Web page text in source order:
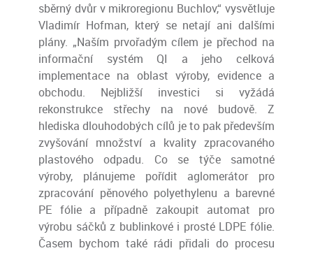
sběrný dvůr v mikroregionu Buchlov,“ vysvětluje
Vladimír Hofman, který se netají ani dalšími
plány. „Naším prvořadým cílem je přechod na
informační systém QI a jeho celková
implementace na oblast výroby, evidence a
obchodu. Nejbližší investici si vyžádá
rekonstrukce střechy na nové budově. Z
hlediska dlouhodobých cílů je to pak především
zvyšování množství a kvality zpracovaného
plastového odpadu. Co se týče samotné
výroby, plánujeme pořídit aglomerátor pro
zpracování pěnového polyethylenu a barevné
PE fólie a případně zakoupit automat pro
výrobu sáčků z bublinkové i prosté LDPE fólie.
Časem bychom také rádi přidali do procesu